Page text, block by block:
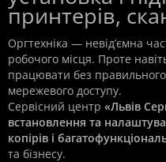
принтерів,
Оргтехніка — невід’ємна
робочого місця. Проте
працювати без
мережевого доступу.
Сервісний центр «Львів
встановлення та
копірів і
та бізнесу.